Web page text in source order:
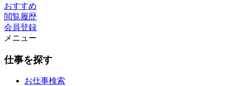
おすすめ
閲覧履歴
会員登録
メニュー
仕事を探す
お仕事検索